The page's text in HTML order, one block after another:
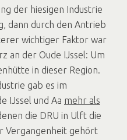
der hiesigen Industrie
dann durch den Antrieb
wichtiger Faktor war
an der Oude IJssel: Um
in dieser Region.
gab es im
IJssel und Aa mehr als
die DRU in Ulft die
Vergangenheit gehört